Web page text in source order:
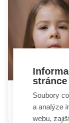
V řešení
příkladem
stránce
Soubory
a analýze
webu,